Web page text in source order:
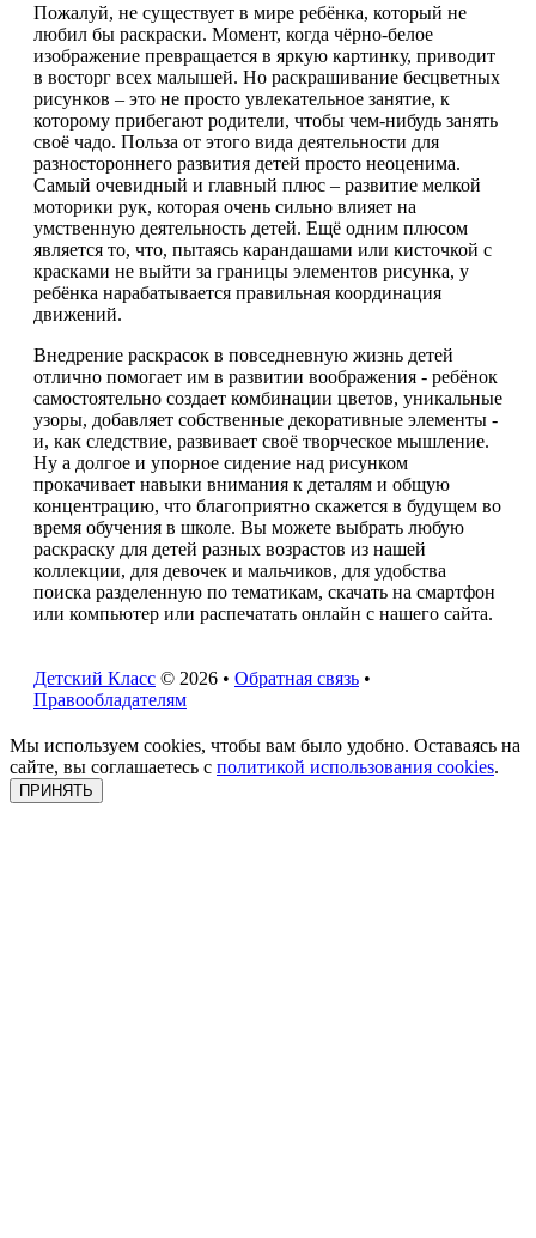
Пожалуй, не существует в мире ребёнка, который не
любил бы раскраски. Момент, когда чёрно-белое
изображение превращается в яркую картинку, приводит
в восторг всех малышей. Но раскрашивание бесцветных
рисунков – это не просто увлекательное занятие, к
которому прибегают родители, чтобы чем-нибудь занять
своё чадо. Польза от этого вида деятельности для
разностороннего развития детей просто неоценима.
Самый очевидный и главный плюс – развитие мелкой
моторики рук, которая очень сильно влияет на
умственную деятельность детей. Ещё одним плюсом
является то, что, пытаясь карандашами или кисточкой с
красками не выйти за границы элементов рисунка, у
ребёнка нарабатывается правильная координация
движений.
Внедрение раскрасок в повседневную жизнь детей
отлично помогает им в развитии воображения - ребёнок
самостоятельно создает комбинации цветов, уникальные
узоры, добавляет собственные декоративные элементы -
и, как следствие, развивает своё творческое мышление.
Ну а долгое и упорное сидение над рисунком
прокачивает навыки внимания к деталям и общую
концентрацию, что благоприятно скажется в будущем во
время обучения в школе. Вы можете выбрать любую
раскраску для детей разных возрастов из нашей
коллекции, для девочек и мальчиков, для удобства
поиска разделенную по тематикам, скачать на смартфон
или компьютер или распечатать онлайн с нашего сайта.
Детский Класс © 2026 • Обратная связь •
Правообладателям
Мы используем cookies, чтобы вам было удобно. Оставаясь на
сайте, вы соглашаетесь с политикой использования cookies.
ПРИНЯТЬ